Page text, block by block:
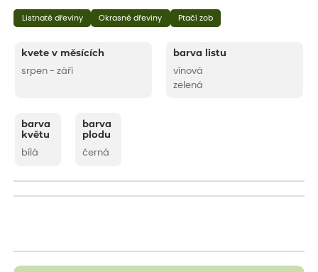
Listnaté dřeviny Okrasné dřeviny Ptačí zob
kvete v měsících
srpen - září
barva listu
vínová
zelená
barva
květu
bílá
barva
plodu
černá